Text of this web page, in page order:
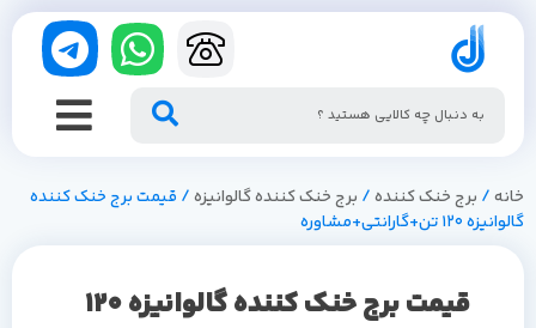
خانه/ برج خنک کننده/ برج خنک کننده گالوانیزه/ قیمت برج خنک کننده
گالوانیزه 120 تن+گارانتی+مشاوره
قیمت برج خنک کننده گالوانیزه 120